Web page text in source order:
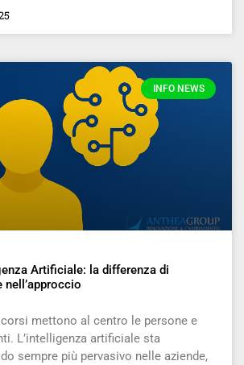
INFO NEWS
Artificiale: la differenza di
nell’approccio
mettono al centro le persone e
L’intelligenza artificiale sta
sempre più pervasivo nelle aziende,